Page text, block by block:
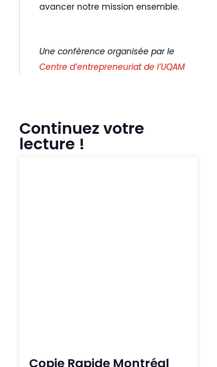
avancer notre mission ensemble.
Une conférence organisée par le
Centre d’entrepreneuriat de l’UQAM
Continuez votre
lecture !
Copie Rapide Montréal